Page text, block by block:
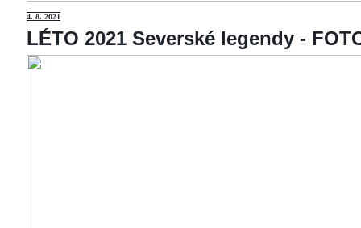
4. 8. 2021
LÉTO 2021 Severské legendy -